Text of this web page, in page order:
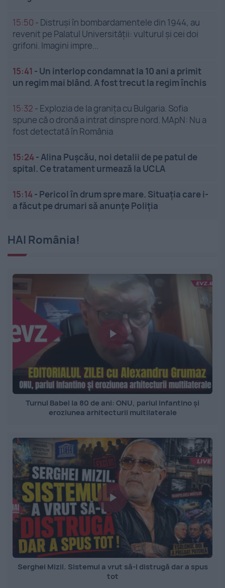
15:50 - Distruși în bombardamentele din 1944, au
revenit pe Palatul Universității: vulturul și cei doi
grifoni. Imagini impre...
15:41 - Un interlop condamnat la 10 ani a primit
un regim mai blând. A fost trecut la regim închis
15:32 - Explozia de la granița cu Bulgaria. Sofia
spune că o dronă a intrat dinspre nord. MApN: Nu a
fost detectată în România
15:24-Alina Pușcău, noi detalii de pe patul de
spital. Ce tratament urmează la UCLA
15:14- Pericol în drum spre mare. Situația care i-
a făcut pe drumari să anunțe Poliția
HAI România!
Turnul Babel la 80 de ani: ONU, pariul Infantino și
eroziunea arhitecturii multilaterale
Serghei Mizil. Sistemul a vrut să-l distrugă dar a spus
tot